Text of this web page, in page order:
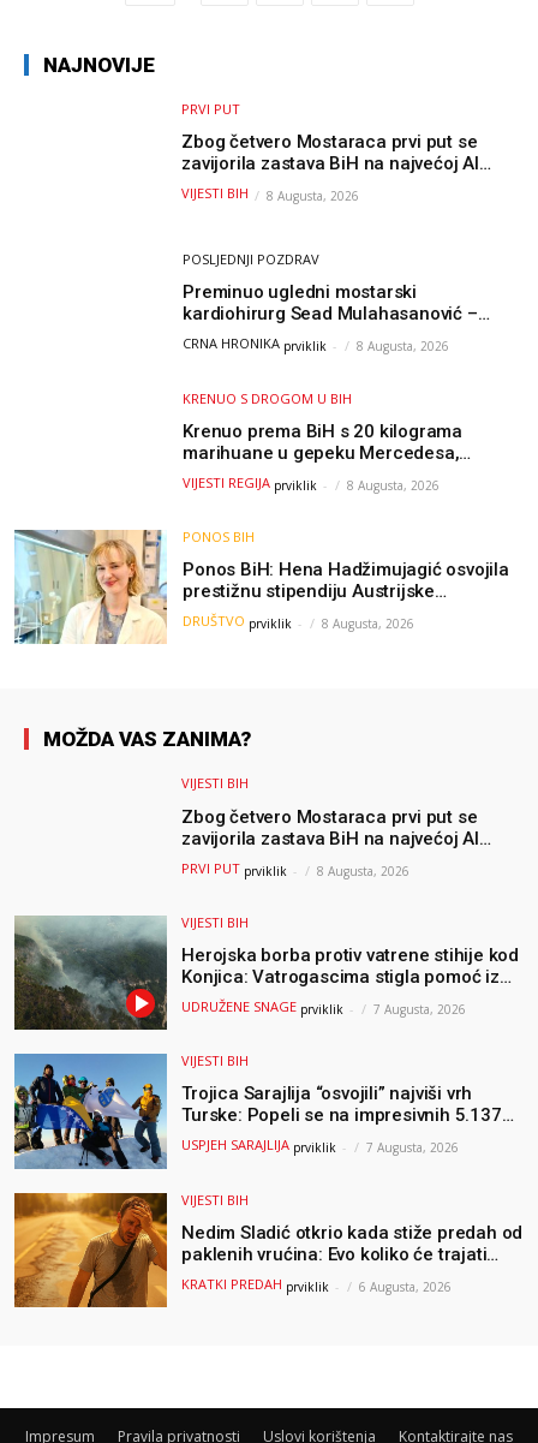
NAJNOVIJE
PRVI PUT
Zbog četvero Mostaraca prvi put se
zavijorila zastava BiH na najvećoj AI
olimpijadi, a sada je njihov mentor
postao član komiteta Međunarodne
VIJESTI BIH 8 Augusta, 2026
POSLJEDNJI POZDRAV
Preminuo ugledni mostarski
kardiohirurg Sead Mulahasanović –
kolege uputile emotivnu oproštajnu
CRNA HRONIKA prviklik - 8 Augusta, 2026
KRENUO S DROGOM U BIH
Krenuo prema BiH s 20 kilograma
marihuane u gepeku Mercedesa,
policija ga uhapsila na granici
VIJESTI REGIJA prviklik - 8 Augusta, 2026
PONOS BIH
Ponos BiH: Hena Hadžimujagić osvojila
prestižnu stipendiju Austrijske
akademije nauka, njeno istraživanje
moglo bi pomoći djeci širom svijeta
DRUŠTVO prviklik - 8 Augusta, 2026
MOŽDA VAS ZANIMA?
VIJESTI BIH
Zbog četvero Mostaraca prvi put se
zavijorila zastava BiH na najvećoj AI
olimpijadi, a sada je njihov mentor
postao član komiteta Međunarodne
PRVI PUT prviklik - 8 Augusta, 2026
VIJESTI BIH
Herojska borba protiv vatrene stihije kod
Konjica: Vatrogascima stigla pomoć iz
Sarajeva, helikopteri i Air Tractori
UDRUŽENE SNAGE prviklik - 7 Augusta, 2026
VIJESTI BIH
Trojica Sarajlija “osvojili” najviši vrh
Turske: Popeli se na impresivnih 5.137
metara
USPJEH SARAJLIJA prviklik - 7 Augusta, 2026
VIJESTI BIH
Nedim Sladić otkrio kada stiže predah od
paklenih vrućina: Evo koliko će trajati
osvježenje u BiH
KRATKI PREDAH prviklik - 6 Augusta, 2026
Impresum Pravila privatnosti Uslovi korištenja Kontaktirajte nas